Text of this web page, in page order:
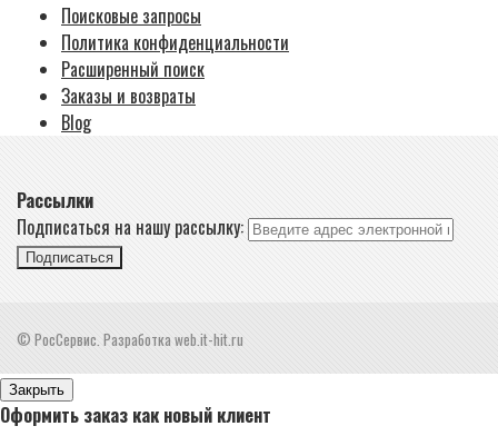
Поисковые запросы
Политика конфиденциальности
Расширенный поиск
Заказы и возвраты
Blog
Рассылки
Подписаться на нашу рассылку:
Подписаться
© РосСервис. Разработка web.it-hit.ru
Закрыть
Оформить заказ как новый клиент